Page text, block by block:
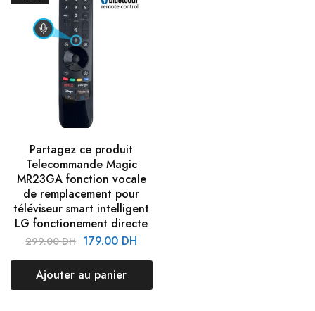
Partagez ce produit
Telecommande Magic
MR23GA fonction vocale
de remplacement pour
téléviseur smart intelligent
LG fonctionement directe
299.00DH 179.00 DH
Ajouter au panier